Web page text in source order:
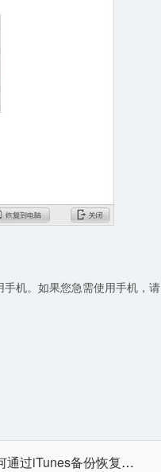
机。如果您急需使用手机，请
如何通过iTunes备份恢复误删的QQ聊天记录